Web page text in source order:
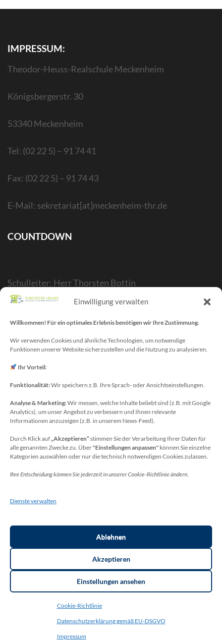
Einwilligung verwalten
Willkommen! Für ein optimales Erlebnis benötigen wir Ihre Zustimmung.
Wir verwenden Cookies und ähnliche Technologien, um notwendige
Funktionen unserer Website sicherzustellen und die Nutzung zu analysieren.
Ihr Vorteil:
Funktionalität:Wir speichern z.B. Ihre Sprach- oder Ansichtseinstellungen.
Analyse & Marketing:Wir messen, welche Inhalte beliebt sind (z.B. mit Google
Analytics), um unser Angebot zu verbessern und Ihnen relevante
Informationen anzuzeigen (z.B. in unserem News-Feed).
Durch Klick auf „Akzeptieren“ stimmen Sie der Verarbeitung Ihrer Daten für
alle genannten Zwecke zu. Über"Einstellungen anpassen" können Sie einzelne
Kategorien auswählen oder nur die technisch notwendigen Cookies zulassen.
Ihre Entscheidung können Sie jederzeit in unserer Cookie-Richtlinie ändern.
Dienste verwalten
Akzeptieren
Ablehnen
Einstellungen ansehen
Cookie-Richtlinie
Datenschutzerklärung gemäß EU-DSGVO
Impressum
IMPRESSUM:
Theodor-Heuss-Realschule Meckenheim
Königsbergerstr. 30
53340 Meckenheim
Tel: (02 22 5) – 91 74 41
Fax: (02 22 5) – 91 74 43
E-Mail: sekretariat[at]meckenheim-thr.de
COUNTDOWN
Schulleiter: Herr Thorsten Bottin
Stellvertr. Schulleiter: Herr Kelubia Ekoemeye
Webmaster/SV-Blog: Herr Maurice Gangl
E-Mail: webmaster[at]meckenheim-thr.de
MINT-Blog: Herr Christoph Köchling
E-Mail: koechling[at]meckenheim-thr.de
Datenschutzbeauftragter
Sie erreichen unseren Datenschutzbeauftragten
unter:
Wolfgang Dax-Rommswinkel
Kaiser-Wilhelm-Platz 1
Deutschland
E-Mail: datenschutz-schulen[at]rhein-sieg-kreis.de
Education Zone Pro | entwickelt von Rara Themes.
<strong>Datenschutzerklärung gemäß EU-DSGVO (Datenschutz-
Grundverordnung)</strong>